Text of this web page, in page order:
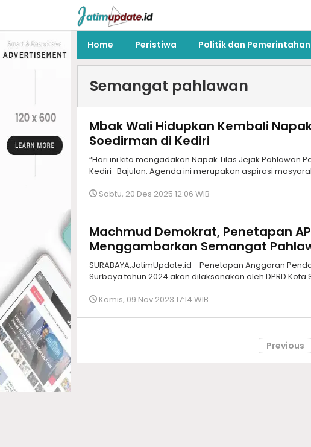
Home Peristiwa Politik dan Pemerintahan
Semangat pahlawan
Mbak Wali Hidupkan Kembali
Soedirman di Kediri
“Hari ini kita mengadakan Napak Tilas Jejak Pahlawan
Kediri–Bajulan. Agenda ini merupakan aspirasi
Sabtu, 20 Des 2025 12:06 WIB
Machmud Demokrat, Penetapan
Menggambarkan Semangat
SURABAYA,JatimUpdate.id - Penetapan Anggaran
Surbaya tahun 2024 akan dilaksanakan oleh DPRD Kota
Kamis, 09 Nov 2023 17:14 WIB
Previous